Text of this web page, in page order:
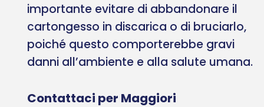
importante evitare di abbandonare il
cartongesso in discarica o di bruciarlo,
poiché questo comporterebbe gravi
danni all’ambiente e alla salute umana.
Contattaci per Maggiori